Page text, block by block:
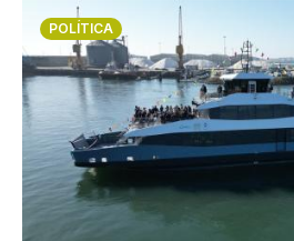
Imagem
POLÍTICA